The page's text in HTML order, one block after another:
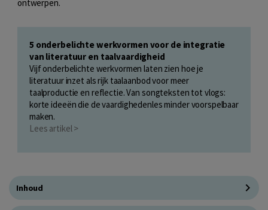
ontwerpen.
5 onderbelichte werkvormen voor de integratie
van literatuur en taalvaardigheid
Vijf onderbelichte werkvormen laten zien hoe je
literatuur inzet als rijk taalaanbod voor meer
taalproductie en reflectie. Van songteksten tot vlogs:
korte ideeën die de vaardighedenles minder voorspelbaar
maken.
Lees artikel >
Inhoud